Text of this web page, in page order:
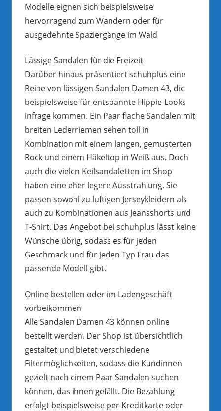
Modelle eignen sich beispielsweise
hervorragend zum Wandern oder für
ausgedehnte Spaziergänge im Wald
Lässige Sandalen für die Freizeit
Darüber hinaus präsentiert schuhplus eine
Reihe von lässigen Sandalen Damen 43, die
beispielsweise für entspannte Hippie-Looks
infrage kommen. Ein Paar flache Sandalen mit
breiten Lederriemen sehen toll in
Kombination mit einem langen, gemusterten
Rock und einem Häkeltop in Weiß aus. Doch
auch die vielen Keilsandaletten im Shop
haben eine eher legere Ausstrahlung. Sie
passen sowohl zu luftigen Jerseykleidern als
auch zu Kombinationen aus Jeansshorts und
T-Shirt. Das Angebot bei schuhplus lässt keine
Wünsche übrig, sodass es für jeden
Geschmack und für jeden Typ Frau das
passende Modell gibt.
Online bestellen oder im Ladengeschäft
vorbeikommen
Alle Sandalen Damen 43 können online
bestellt werden. Der Shop ist übersichtlich
gestaltet und bietet verschiedene
Filtermöglichkeiten, sodass die Kundinnen
gezielt nach einem Paar Sandalen suchen
können, das ihnen gefällt. Die Bezahlung
erfolgt beispielsweise per Kreditkarte oder